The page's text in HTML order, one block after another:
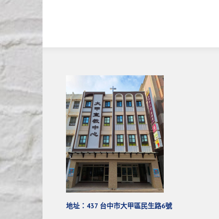
地址：437 台中市大甲區民生路6號